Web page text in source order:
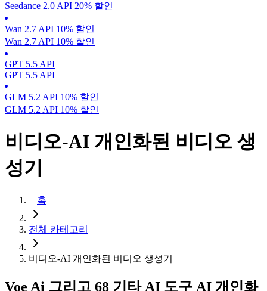
Seedance 2.0 API 20% 할인
Wan 2.7 API 10% 할인
Wan 2.7 API 10% 할인
GPT 5.5 API
GPT 5.5 API
GLM 5.2 API 10% 할인
GLM 5.2 API 10% 할인
비디오-AI 개인화된 비디오 생
성기
홈
전체 카테고리
비디오-AI 개인화된 비디오 생성기
Voe Ai 그리고 68 기타 AI 도구 AI 개인화